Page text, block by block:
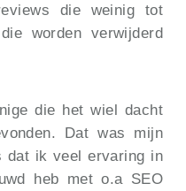
die weinig tot
worden verwijderd
die het wiel dacht
Dat was mijn
dat ik veel ervaring in
heb met o.a SEO